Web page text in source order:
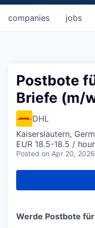
jobs
companies
Postbote
Briefe (m/
DHL
Kaiserslautern,
EUR 18.5-18.5 / hour
Posted on Apr 20, 2026
Werde Postbote